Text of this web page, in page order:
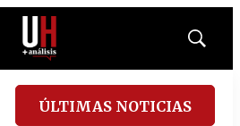
Mostrar
ÚLTIMAS NOTICIAS